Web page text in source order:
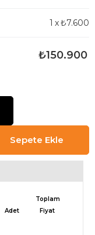
1 x₺7.600
₺150.900
Adet
Toplam
Fiyat